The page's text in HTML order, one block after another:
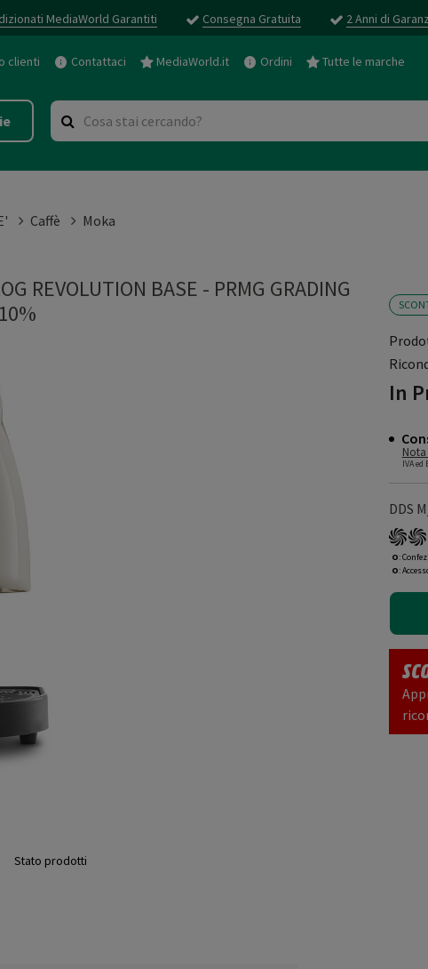
MediaWorld Garantiti Consegna Gratuita 2 Anni di
clienti Contattaci MediaWorld.it Ordini Tutte le marche
Caffè
Moka
REVOLUTION BASE - PRMG GRADING
In
IVA
DDS
O:
O:
Stato prodotti